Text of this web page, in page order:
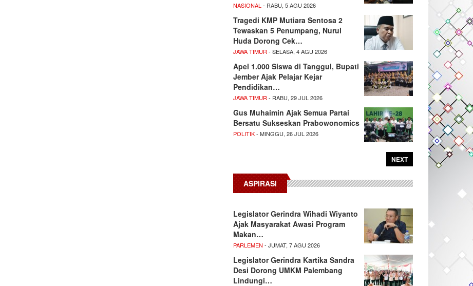
NASIONAL - RABU, 5 AGU 2026
Tragedi KMP Mutiara Sentosa 2
Tewaskan 5 Penumpang, Nurul
Huda Dorong Cek…
JAWA TIMUR - SELASA, 4 AGU 2026
Apel 1.000 Siswa di Tanggul, Bupati
Jember Ajak Pelajar Kejar
Pendidikan…
JAWA TIMUR - RABU, 29 JUL 2026
Gus Muhaimin Ajak Semua Partai
Bersatu Sukseskan Prabowonomics
POLITIK- MINGGU, 26 JUL 2026
NEXT
ASPIRASI
Legislator Gerindra Wihadi Wiyanto
Ajak Masyarakat Awasi Program
Makan…
PARLEMEN - JUMAT, 7 AGU 2026
Legislator Gerindra Kartika Sandra
Desi Dorong UMKM Palembang
Lindungi…